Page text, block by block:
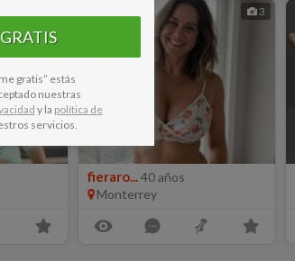
3
fieraro...40 años
Monterrey
gratis” estás
nuestras
y la política de
servicios.